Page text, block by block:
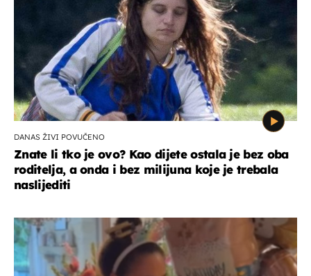
DANAS ŽIVI POVUČENO
Znate li tko je ovo? Kao dijete ostala je bez oba
roditelja, a onda i bez milijuna koje je trebala
naslijediti